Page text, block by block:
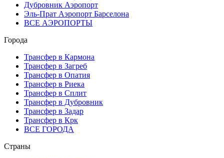
Дубровник Аэропорт
Эль-Прат Аэропорт Барселона
ВСЕ АЭРОПОРТЫ
Города
Трансфер в Кармона
Трансфер в Загреб
Трансфер в Опатия
Трансфер в Риека
Трансфер в Сплит
Трансфер в Дубровник
Трансфер в Задар
Трансфер в Крк
ВСЕ ГОРОДА
Страны